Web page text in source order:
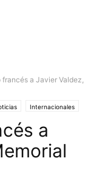
francés a Javier Valdez,
Internacionales
a